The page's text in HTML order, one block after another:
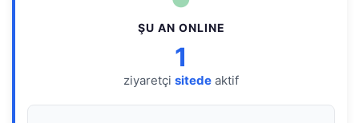
ŞU AN ONLINE
1
ziyaretçi sitede aktif